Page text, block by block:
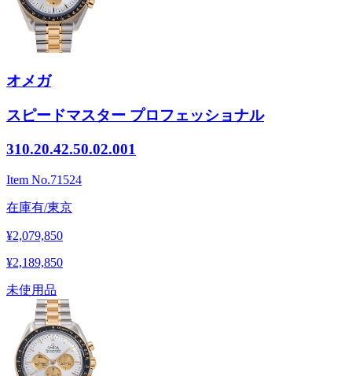
オメガ
スピードマスター プロフェッショナル
310.20.42.50.02.001
Item No.71524
在庫有/東京
¥2,079,850
¥2,189,850
未使用品